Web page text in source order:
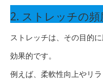
2. ストレッチの
ストレッチは、その目的
効果的です。
例えば、柔軟性向上やリ